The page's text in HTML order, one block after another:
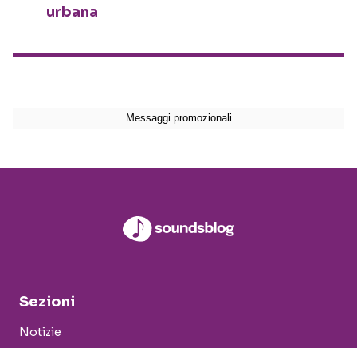
urbana
Sezioni
Notizie